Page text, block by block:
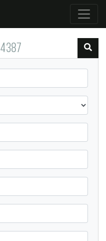
4387